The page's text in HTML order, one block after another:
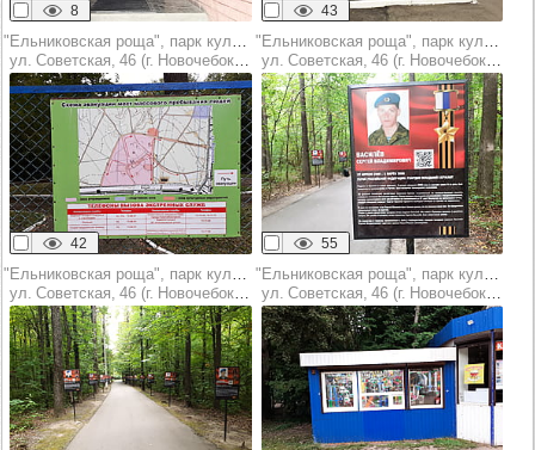
8 43
ул. Советская, 46 (г. Новочебоксарск)
42
ул. Советская, 46 (г. Новочебоксарск)
55
ул. Советская, 46 (г. Новочебоксарск)
ул. Советская, 46 (г. Новочебоксарск)